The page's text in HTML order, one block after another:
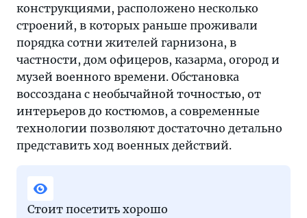
конструкциями, расположено несколько
строений, в которых раньше проживали
порядка сотни жителей гарнизона, в
частности, дом офицеров, казарма, огород и
музей военного времени. Обстановка
воссоздана с необычайной точностью, от
интерьеров до костюмов, а современные
технологии позволяют достаточно детально
представить ход военных действий.
Стоит посетить хорошо